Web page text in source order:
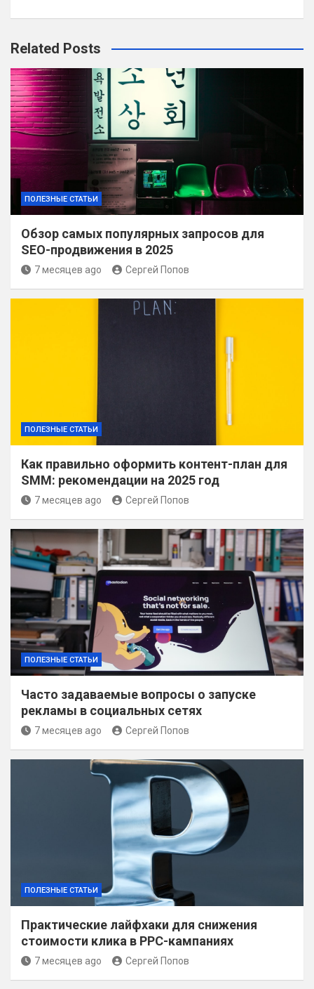
Related Posts
ПОЛЕЗНЫЕ СТАТЬИ
Обзор самых популярных запросов для
SEO-продвижения в 2025
7 месяцев ago Сергей Попов
ПОЛЕЗНЫЕ СТАТЬИ
Как правильно оформить контент-план для
SMM: рекомендации на 2025 год
7 месяцев ago Сергей Попов
ПОЛЕЗНЫЕ СТАТЬИ
Часто задаваемые вопросы о запуске
рекламы в социальных сетях
7 месяцев ago Сергей Попов
ПОЛЕЗНЫЕ СТАТЬИ
Практические лайфхаки для снижения
стоимости клика в PPC-кампаниях
7 месяцев ago Сергей Попов